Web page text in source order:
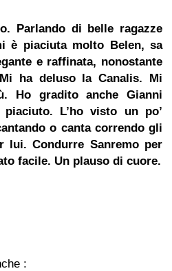
Parlando di belle ragazze
è piaciuta molto Belen, sa
e raffinata, nonostante
ha deluso la Canalis. Mi
Ho gradito anche Gianni
L’ho visto un po’
o canta correndo gli
lui. Condurre Sanremo per
facile. Un plauso di cuore.
: